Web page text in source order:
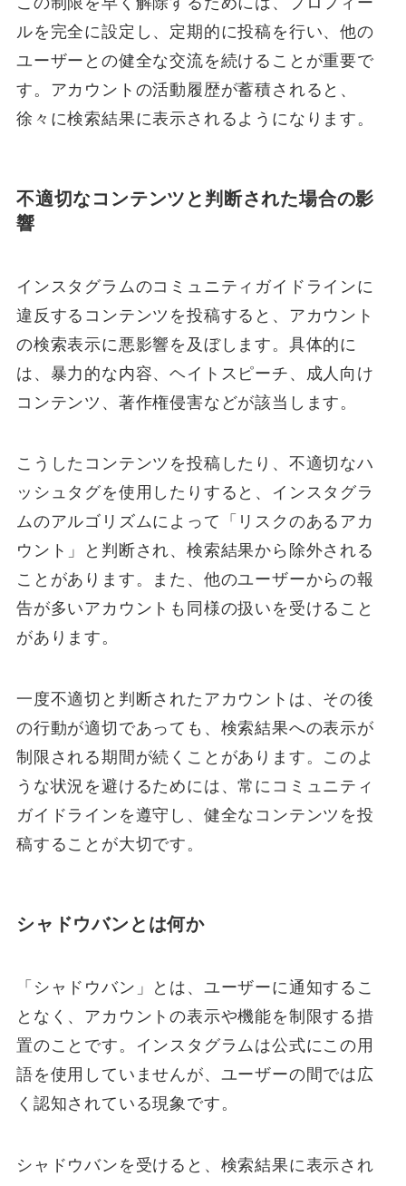
ルを完全に設定し、定期的に投稿を行い、他の
ユーザーとの健全な交流を続けることが重要で
す。アカウントの活動履歴が蓄積されると、
徐々に検索結果に表示されるようになります。
不適切なコンテンツと判断された場合の影
響
インスタグラムのコミュニティガイドラインに
違反するコンテンツを投稿すると、アカウント
の検索表示に悪影響を及ぼします。具体的に
は、暴力的な内容、ヘイトスピーチ、成人向け
コンテンツ、著作権侵害などが該当します。
こうしたコンテンツを投稿したり、不適切なハ
ッシュタグを使用したりすると、インスタグラ
ムのアルゴリズムによって「リスクのあるアカ
ウント」と判断され、検索結果から除外される
ことがあります。また、他のユーザーからの報
告が多いアカウントも同様の扱いを受けること
があります。
一度不適切と判断されたアカウントは、その後
の行動が適切であっても、検索結果への表示が
制限される期間が続くことがあります。このよ
うな状況を避けるためには、常にコミュニティ
ガイドラインを遵守し、健全なコンテンツを投
稿することが大切です。
シャドウバンとは何か
「シャドウバン」とは、ユーザーに通知するこ
となく、アカウントの表示や機能を制限する措
置のことです。インスタグラムは公式にこの用
語を使用していませんが、ユーザーの間では広
く認知されている現象です。
シャドウバンを受けると、検索結果に表示され